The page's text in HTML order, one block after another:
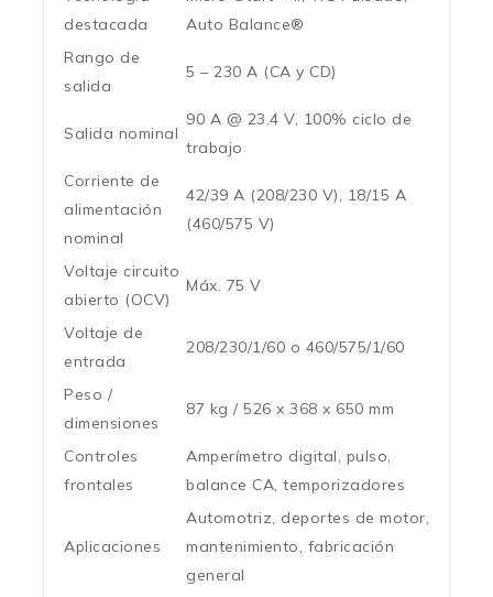
destacada
Auto Balance®
Rango de
salida
5 – 230 A (CA y CD)
Salida nominal
90 A @ 23.4 V, 100% ciclo de
trabajo
Corriente de
alimentación
nominal
42/39 A (208/230 V), 18/15 A
(460/575 V)
Voltaje circuito
abierto (OCV)
Máx. 75 V
Voltaje de
entrada
208/230/1/60 o 460/575/1/60
Peso /
dimensiones
87 kg / 526 x 368 x 650 mm
Controles
frontales
Amperímetro digital, pulso,
balance CA, temporizadores
Aplicaciones
Automotriz, deportes de motor,
mantenimiento, fabricación
general